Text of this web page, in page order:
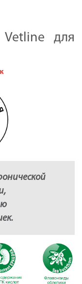
для